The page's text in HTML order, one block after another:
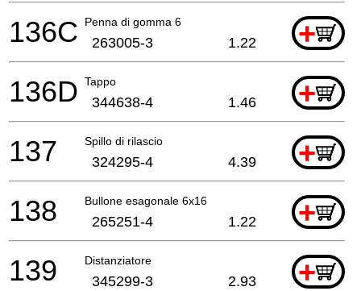
Penna di gomma 6 +
136C 263005-3 1.22
Tappo +
136D 344638-4 1.46
Spillo di rilascio +
137 324295-4 4.39
Bullone esagonale 6x16 +
138 265251-4 1.22
Distanziatore +
139 345299-3 2.93